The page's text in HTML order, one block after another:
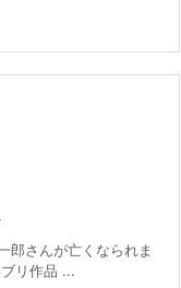
郎さんが亡くなられま
リ作品 ...